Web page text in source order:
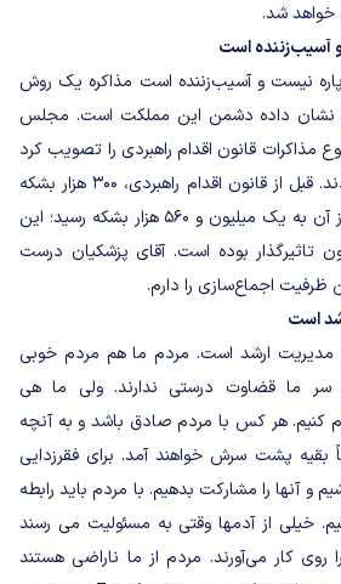
خواهد شد.
آسیب‌زننده است
نیست و آسیب‌زننده است مذاکره یک روش
نشان داده دشمن این مملکت است. مجلس
مذاکرات قانون اقدام راهبردی را تصویب کرد
و رهبری هم آن را تایید کردند. قبل از قانون اقدام راهبردی، ۳۰۰ هزار بشکه
نفت صادر می‌کردیم بعد از آن به یک میلیون و ۵۶۰ هزار بشکه رسید؛ این
تاثیر‌گذار بوده است. آقای پزشکیان درست
ظرفیت اجماع‌سازی را دارم.
مدیریت ارشد است. مردم ما هم مردم خوبی
ما قضاوت درستی ندارند. ولی ما هی
کنیم. هر کس با مردم صادق باشد و به آنچه
پشت سرش خواهند آمد. برای فقرزدایی
و آنها را مشارکت بدهیم. با مردم باید رابطه
خیلی از آدمها وقتی به مسئولیت می رسند
کار می‌آورند. مردم از ما ناراضی هستند